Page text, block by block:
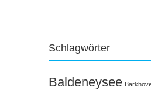
Schlagwörter
Baldeneysee